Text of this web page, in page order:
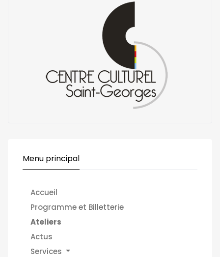
Menu principal
Accueil
Programme et Billetterie
Ateliers
Actus
Services